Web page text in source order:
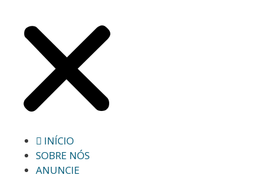
INÍCIO
SOBRE NÓS
ANUNCIE